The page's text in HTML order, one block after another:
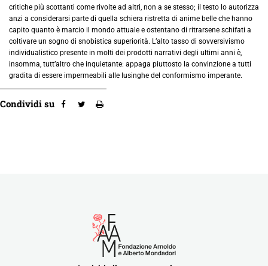
critiche più scottanti come rivolte ad altri, non a se stesso; il testo lo autorizza
anzi a considerarsi parte di quella schiera ristretta di anime belle che hanno
capito quanto è marcio il mondo attuale e ostentano di ritrarsene schifati a
coltivare un sogno di snobistica superiorità. L’alto tasso di sovversivismo
individualistico presente in molti dei prodotti narrativi degli ultimi anni è,
insomma, tutt’altro che inquietante: appaga piuttosto la convinzione a tutti
gradita di essere impermeabili alle lusinghe del conformismo imperante.
Condividi su